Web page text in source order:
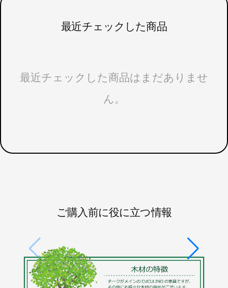
最近チェックした商品
最近チェックした商品はまだありませ
ん。
ご購入前に役に立つ情報